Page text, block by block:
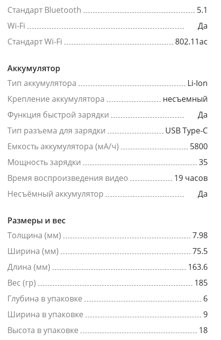
Стандарт Bluetooth
5.1
Wi-Fi
Да
Стандарт Wi-Fi
802.11ac
Аккумулятор
Тип аккумулятора
Li-Ion
Крепление аккумулятора
несъемный
Функция быстрой зарядки
Да
Тип разъема для зарядки
USB Type-C
Емкость аккумулятора (мА/ч)
5800
Мощность зарядки
35
Время воспроизведения видео
19 часов
Несъёмный аккумулятор
Да
Размеры и вес
Толщина (мм)
7.98
Ширина (мм)
75.5
Длина (мм)
163.6
Вес (гр)
185
Глубина в упаковке
6
Ширина в упаковке
9
Высота в упаковке
18